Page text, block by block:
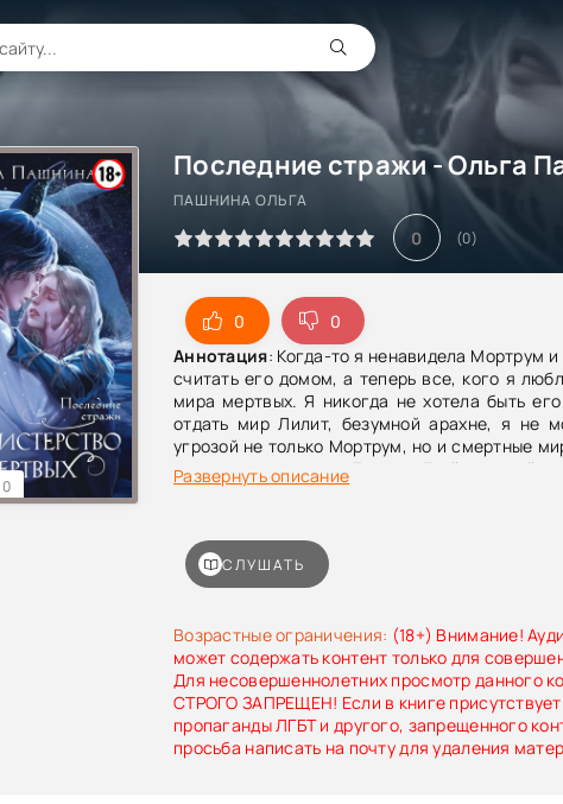
Последние стражи - Ольга
ПАШНИНА ОЛЬГА
0 (0)
0
0
Аннотация: Когда-то я ненавидела Мортрум и
считать его домом, а теперь все, кого я
мира мертвых. Я никогда не хотела быть
отдать мир Лилит, безумной арахне, я не
угрозой не только Мортрум, но и смертные
повелительница, а Дэваль Грейв – мой
вернувшийся из заточения во тьме. Но
Аида Даркблум, спасти мир или свою любовь?
Развернуть описание
Возрастные ограничения: (18+) Внимание!
может содержать контент только для
Для несовершеннолетних просмотр данного
СТРОГО ЗАПРЕЩЕН! Если в книге
пропаганды ЛГБТ и другого, запрещенного
просьба написать на почту для удаления
0
СЛУШАТЬ